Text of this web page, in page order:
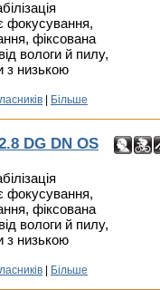
фокусування,
фіксована
вологи й пилу,
з низькою
Більше
DG DN OS
фокусування,
фіксована
вологи й пилу,
з низькою
Більше